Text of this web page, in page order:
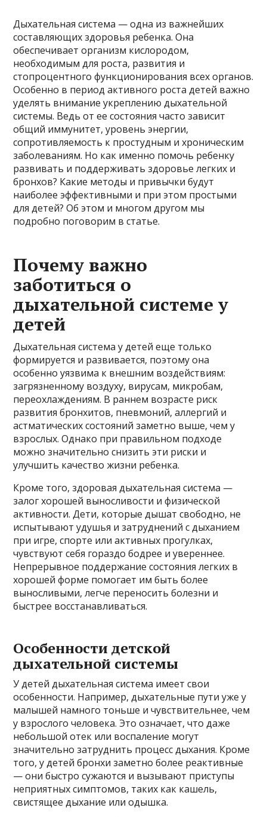
Дыхательная система — одна из важнейших
составляющих здоровья ребенка. Она
обеспечивает организм кислородом,
необходимым для роста, развития и
стопроцентного функционирования всех органов.
Особенно в период активного роста детей важно
уделять внимание укреплению дыхательной
системы. Ведь от ее состояния часто зависит
общий иммунитет, уровень энергии,
сопротивляемость к простудным и хроническим
заболеваниям. Но как именно помочь ребенку
развивать и поддерживать здоровье легких и
бронхов? Какие методы и привычки будут
наиболее эффективными и при этом простыми
для детей? Об этом и многом другом мы
подробно поговорим в статье.
Почему важно
заботиться о
дыхательной системе у
детей
Дыхательная система у детей еще только
формируется и развивается, поэтому она
особенно уязвима к внешним воздействиям:
загрязненному воздуху, вирусам, микробам,
переохлаждениям. В раннем возрасте риск
развития бронхитов, пневмоний, аллергий и
астматических состояний заметно выше, чем у
взрослых. Однако при правильном подходе
можно значительно снизить эти риски и
улучшить качество жизни ребенка.
Кроме того, здоровая дыхательная система —
залог хорошей выносливости и физической
активности. Дети, которые дышат свободно, не
испытывают удушья и затруднений с дыханием
при игре, спорте или активных прогулках,
чувствуют себя гораздо бодрее и увереннее.
Непрерывное поддержание состояния легких в
хорошей форме помогает им быть более
выносливыми, легче переносить болезни и
быстрее восстанавливаться.
Особенности детской
дыхательной системы
У детей дыхательная система имеет свои
особенности. Например, дыхательные пути уже у
малышей намного тоньше и чувствительнее, чем
у взрослого человека. Это означает, что даже
небольшой отек или воспаление могут
значительно затруднить процесс дыхания. Кроме
того, у детей бронхи заметно более реактивные
— они быстро сужаются и вызывают приступы
неприятных симптомов, таких как кашель,
свистящее дыхание или одышка.